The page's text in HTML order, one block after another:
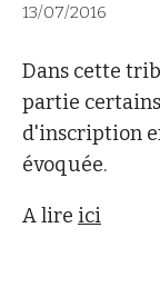
13/07/2016
Dans cette
partie
d'inscription
évoquée.
A lire ici